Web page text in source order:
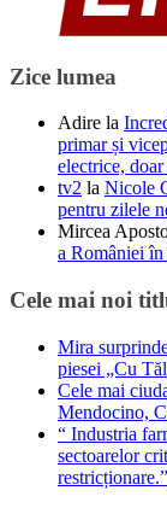
Zice lumea
Adire la
primar și
electrice,
tv2 la Nicole
pentru zilele
Mircea
a României
Cele mai noi
Mira
piesei „Cu
Cele mai
Mendocino,
“ Industria
sectoarelor
restricționare.”